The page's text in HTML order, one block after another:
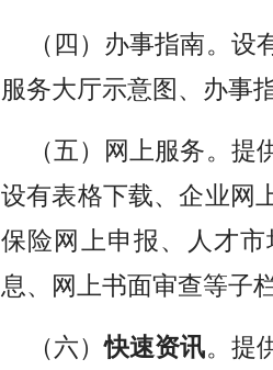
（四）办事指南。设
服务大厅示意图、办事
（五）网上服务。提
设有表格下载、企业网
保险网上申报、人才
息、网上书面审查等子
（六）快速资讯。提